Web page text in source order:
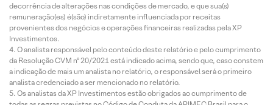
decorrência de alterações nas condições de mercado, e que sua(s)
remuneração(es) é(são) indiretamente influenciada por receitas
provenientes dos negócios e operações financeiras realizadas pela XP
Investimentos.
O analista responsável pelo conteúdo deste relatório e pelo cumprimento
da Resolução CVM nº 20/2021 está indicado acima, sendo que, caso constem
a indicação de mais um analista no relatório, o responsável será o primeiro
analista credenciado a ser mencionado no relatório.
Os analistas da XP Investimentos estão obrigados ao cumprimento de